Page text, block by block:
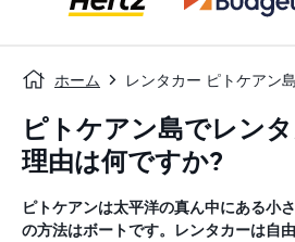
ホーム レンタカー ピトケアン島
ピトケアン島でレン
理由は何ですか?
ピトケアンは太平洋の真ん中にある小
の方法はボートです。レンタカーは自